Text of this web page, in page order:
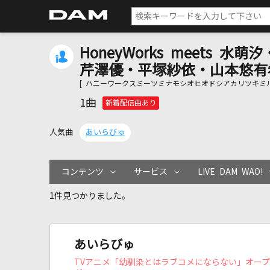
HoneyWorks meets 水萌汐
芹澤優・平塚紗依・山本悠
[ ハニーワークスミーツミナモシオヒオドシアカリツキ
1曲 新着配信曲あり
人気曲 あいらびゅ
コンテンツ サービス LIVE DAM WAO!
1件見つかりました。
あいらびゅ
TVアニメ「幼馴染とはラブコメにならない」オー